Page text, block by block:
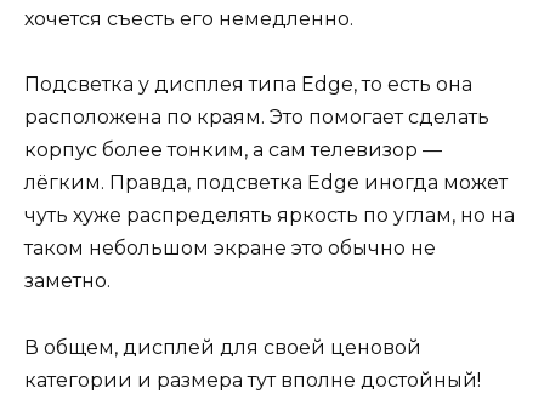
хочется съесть его немедленно.
Подсветка у дисплея типа Edge, то есть она
расположена по краям. Это помогает сделать
корпус более тонким, а сам телевизор —
лёгким. Правда, подсветка Edge иногда может
чуть хуже распределять яркость по углам, но на
таком небольшом экране это обычно не
заметно.
В общем, дисплей для своей ценовой
категории и размера тут вполне достойный!